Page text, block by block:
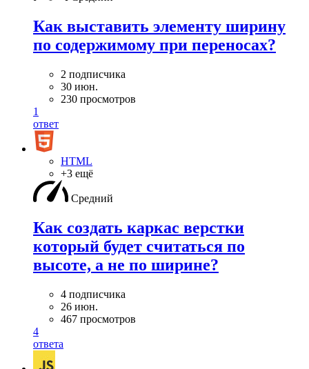
Как выставить элементу ширину
по содержимому при переносах?
2 подписчика
30 июн.
230 просмотров
1
ответ
HTML
+3 ещё
Средний
Как создать каркас верстки
который будет считаться по
высоте, а не по ширине?
4 подписчика
26 июн.
467 просмотров
4
ответа